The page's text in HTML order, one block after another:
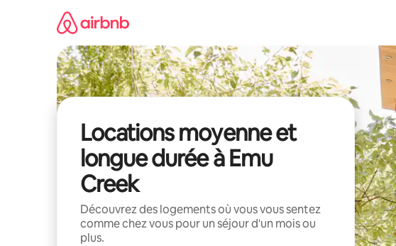
Locations moyenne et
longue durée à Emu
Creek
Découvrez des logements où vous vous sentez
comme chez vous pour un séjour d'un mois ou
plus.